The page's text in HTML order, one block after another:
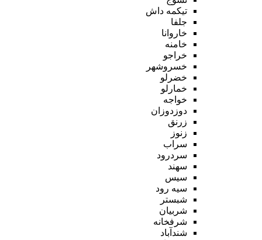
تیکمه داش
جلفا
خاروانا
خامنه
خراجو
خسروشهر
خضرلو
خمارلو
خواجه
دوزدوزان
زرنق
زنوز
سراب
سردرود
سهند
سیس
سیه رود
شبستر
شربیان
شرفخانه
شندآباد